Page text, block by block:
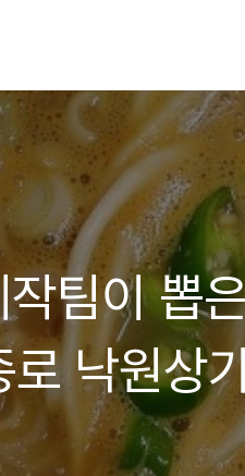
팀이 뽑
낙원상
미식당